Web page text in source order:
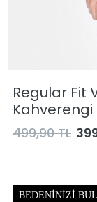
Regular Fit
Kahverengi
499,90 TL
BEDENINIZI